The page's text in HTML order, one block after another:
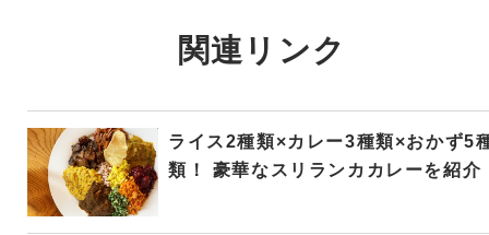
関連リンク
ライス2種類×カレー3種類×おかず5
類！ 豪華なスリランカカレーを紹介